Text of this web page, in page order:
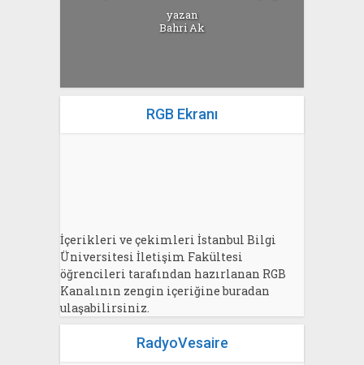
yazan
Bahri Ak
RGB Ekranı
İçerikleri ve çekimleri İstanbul Bilgi
Üniversitesi İletişim Fakültesi
öğrencileri tarafından hazırlanan RGB
Kanalının zengin içeriğine buradan
ulaşabilirsiniz.
RadyoVesaire